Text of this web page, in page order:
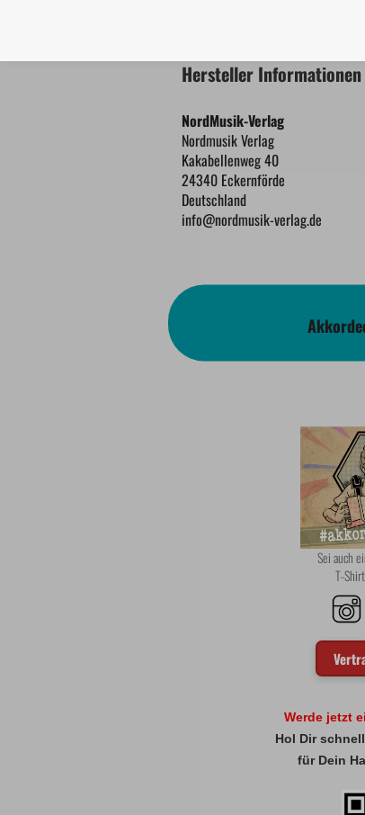
Hersteller Informationen
NordMusik-Verlag
Nordmusik Verlag
Kakabellenweg 40
24340 Eckernförde
Deutschland
info@nordmusik-verlag.de
Sei auch
T-
Werde jetzt
Hol Dir
für Dein